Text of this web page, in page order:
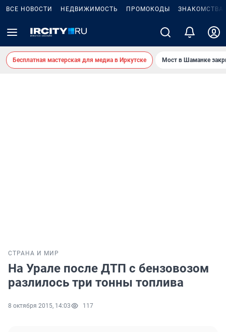
ВСЕ НОВОСТИ НЕДВИЖИМОСТЬ ПРОМОКОДЫ ЗНАКОМСТВА
Бесплатная мастерская для медиа в Иркутске Мост в Шаманке
СТРАНА И МИР
На Урале после ДТП с бензовозом
разлилось три тонны топлива
8 октября 2015, 14:03 117